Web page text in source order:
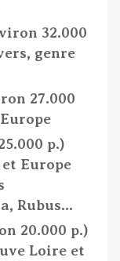
32.000
genre
27.000
p.)
Europe
Rubus…
20.000 p.)
Loire et